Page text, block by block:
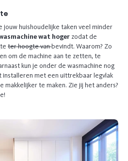
jouw huishoudelijke taken veel minder
wat hoger zodat de
ter hoogte vanbevindt. Waarom? Zo
om de machine aan te zetten, te
kun je onder de wasmachine nog
met een uittrekbaar legvlak
te maken. Zie jij het anders?